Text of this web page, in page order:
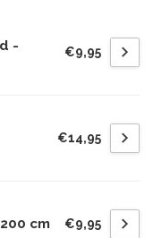
-
€9,95
€14,95
cm €9,95